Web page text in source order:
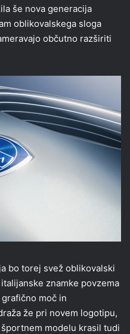
še nova generacija
oblikovalskega sloga
občutno razširiti
bo torej svež oblikovalski
znamke povzema
moč in
že pri novem logotipu,
modelu krasil tudi